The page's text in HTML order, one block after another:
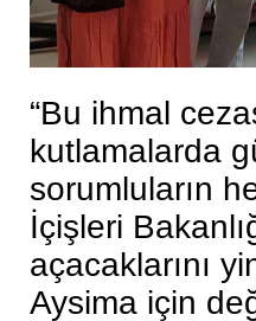
“Bu ihmal
kutlamalarda
sorumluların
İçişleri
açacaklarını
Aysima için